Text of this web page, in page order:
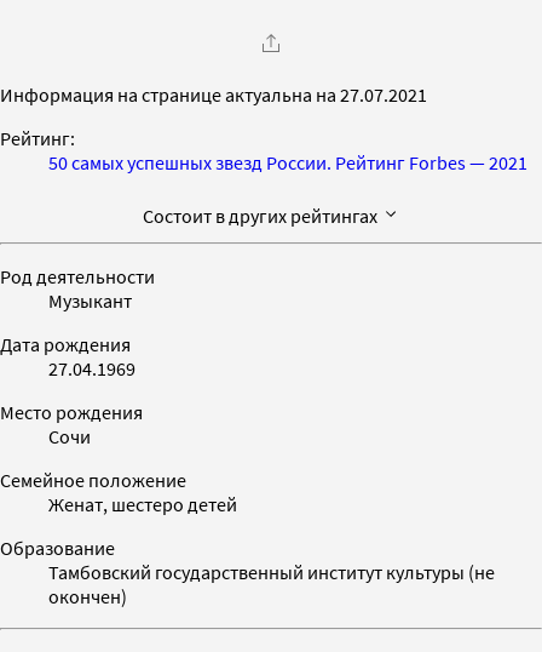
Информация на странице актуальна на 27.07.2021
Рейтинг:
50 самых успешных звезд России. Рейтинг Forbes — 2021
Состоит в других рейтингах
Род деятельности
Музыкант
Дата рождения
27.04.1969
Место рождения
Сочи
Семейное положение
Женат, шестеро детей
Образование
Тамбовский государственный институт культуры (не
окончен)